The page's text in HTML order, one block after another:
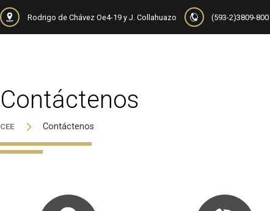
Rodrigo de Chávez Oe4-19 y J. Collahuazo (593-2)3809-800
Contáctenos
CEE Contáctenos